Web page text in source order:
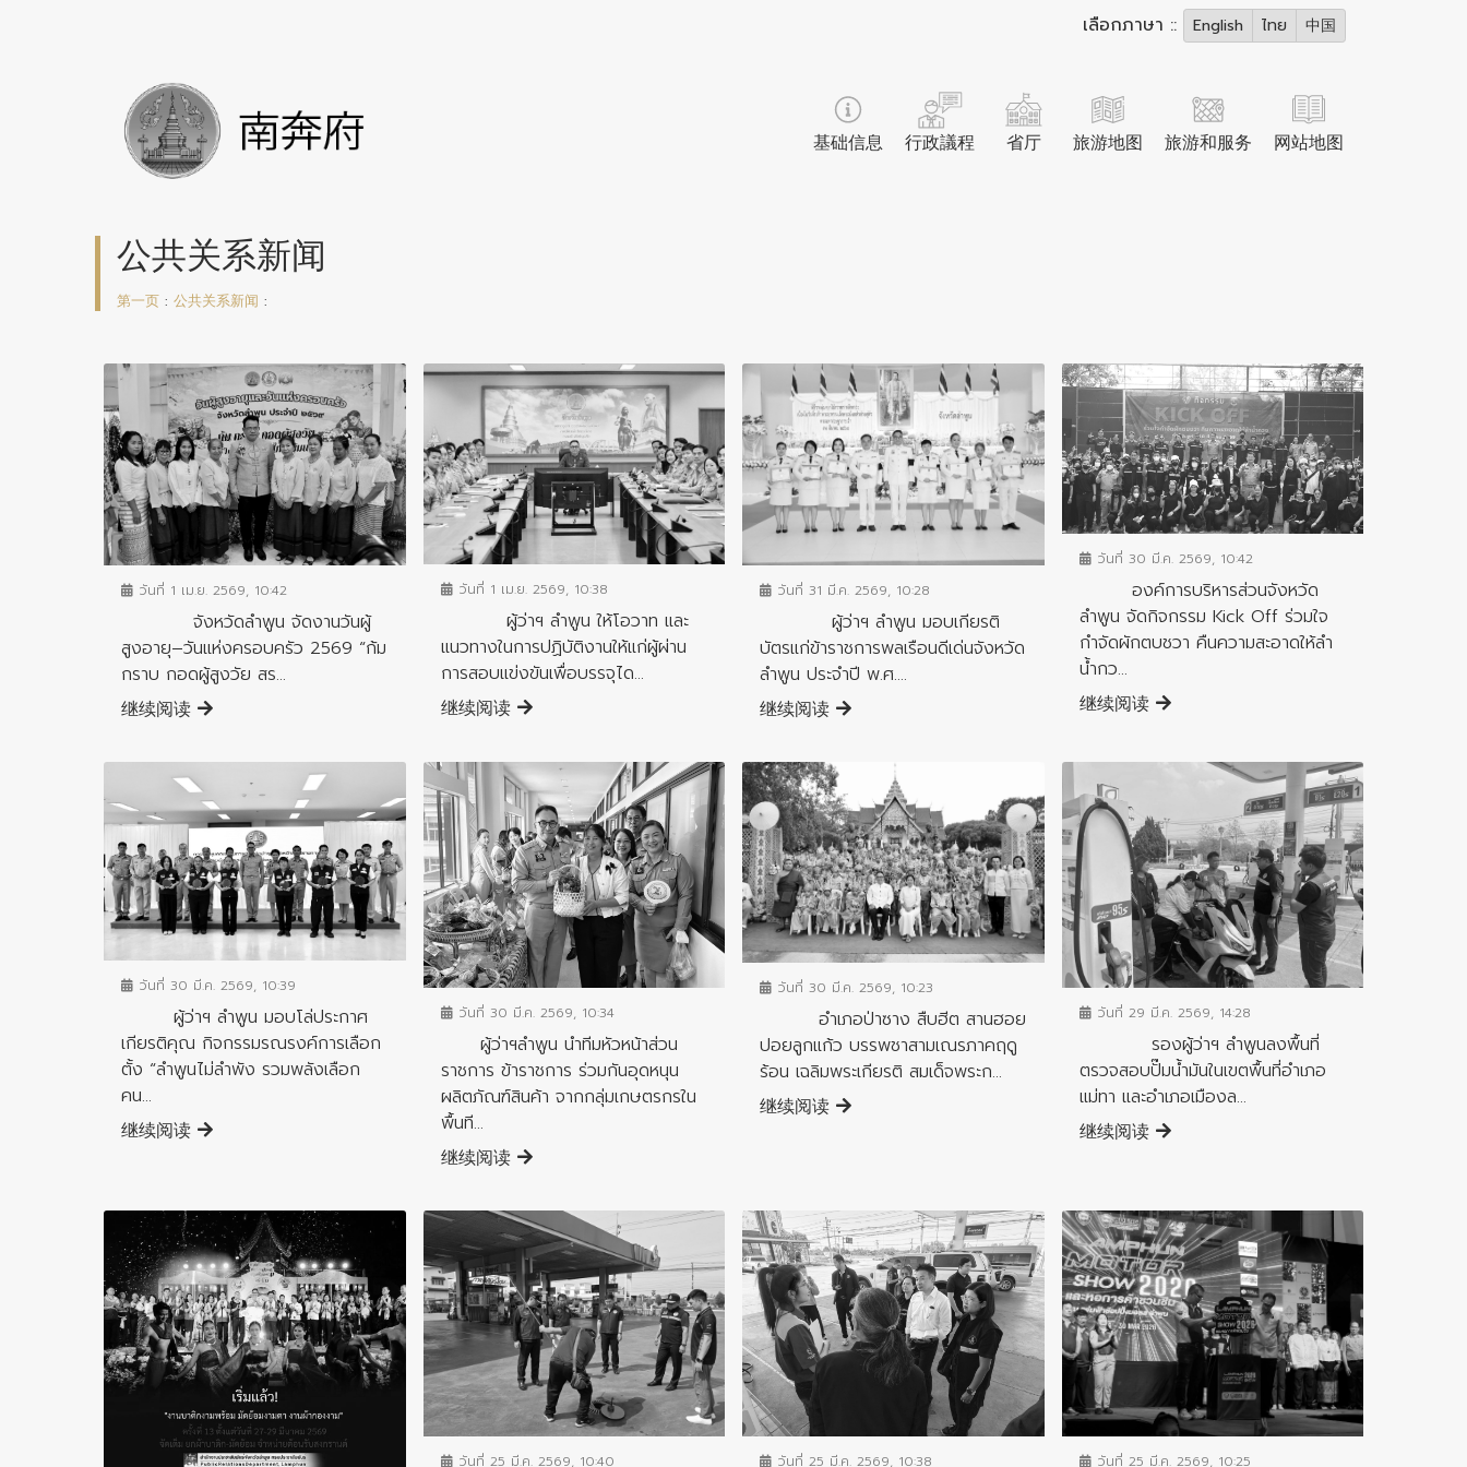
เลือกภาษา :: English ไทย 中国
基础信息 行政議程 省厅 旅游地图 旅游和服务 网站地图
公共关系新闻
第一页 : 公共关系新闻 :
ข่าวประชาสัมพันธ์
วันที่ 1 เม.ย. 2569, 10:42
จังหวัดลำพูน จัดงานวันผู้
สูงอายุ–วันแห่งครอบครัว 2569 “ก้ม
กราบ กอดผู้สูงวัย สร...
继续阅读
ข่าวประชาสัมพันธ์
วันที่ 1 เม.ย. 2569, 10:38
ผู้ว่าฯ ลำพูน ให้โอวาท และ
แนวทางในการปฏิบัติงานให้แก่ผู้ผ่าน
การสอบแข่งขันเพื่อบรรจุได...
继续阅读
วันที่ 31 มี.ค. 2569, 10:28
ผู้ว่าฯ ลำพูน มอบเกียรติ
บัตรแก่ข้าราชการพลเรือนดีเด่นจังหวัด
ลำพูน ประจำปี พ.ศ....
继续阅读
ข่าวประชาสัมพันธ์
วันที่ 30 มี.ค. 2569, 10:42
องค์การบริหารส่วนจังหวัด
ลำพูน จัดกิจกรรม Kick Off ร่วมใจ
กำจัดผักตบชวา คืนความสะอาดให้ลำ
น้ำกว...
继续阅读
ข่าวประชาสัมพันธ์
วันที่ 30 มี.ค. 2569, 10:39
ผู้ว่าฯ ลำพูน มอบโล่ประกาศ
เกียรติคุณ กิจกรรมรณรงค์การเลือก
ตั้ง “ลำพูนไม่ลำพัง รวมพลังเลือก
คน...
继续阅读
ข่าวประชาสัมพันธ์
วันที่ 30 มี.ค. 2569, 10:34
ผู้ว่าฯลำพูน นำทีมหัวหน้าส่วน
ราชการ ข้าราชการ ร่วมกันอุดหนุน
ผลิตภัณฑ์สินค้า จากกลุ่มเกษตรกรใน
พื้นที...
继续阅读
ข่าวประชาสัมพันธ์
วันที่ 30 มี.ค. 2569, 10:23
อำเภอป่าซาง สืบฮีต สานฮอย
ปอยลูกแก้ว บรรพชาสามเณรภาคฤดู
ร้อน เฉลิมพระเกียรติ สมเด็จพระก...
继续阅读
ข่าวประชาสัมพันธ์
วันที่ 29 มี.ค. 2569, 14:28
รองผู้ว่าฯ ลำพูนลงพื้นที่
ตรวจสอบปั๊มน้ำมันในเขตพื้นที่อำเภอ
แม่ทา และอำเภอเมืองล...
继续阅读
ข่าวประชาสัมพันธ์
ข่าวประชาสัมพันธ์
วันที่ 25 มี.ค. 2569, 10:40
ข่าวประชาสัมพันธ์
วันที่ 25 มี.ค. 2569, 10:38
ข่าวประชาสัมพันธ์
วันที่ 25 มี.ค. 2569, 10:25